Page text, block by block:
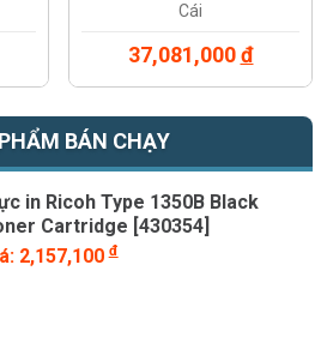
Cái
37,081,000đ
BÁN CHẠY
in Ricoh Type 1350B Black
Cartridge [430354]
2,157,100đ